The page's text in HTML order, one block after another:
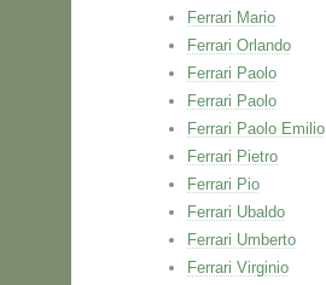
Ferrari Mario
Ferrari Orlando
Ferrari Paolo
Ferrari Paolo
Ferrari Paolo Emilio
Ferrari Pietro
Ferrari Pio
Ferrari Ubaldo
Ferrari Umberto
Ferrari Virginio